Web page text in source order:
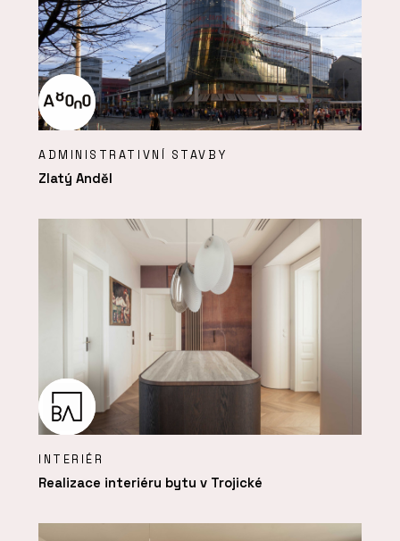
ADMINISTRATIVNÍ STAVBY
Zlatý Anděl
INTERIÉR
Realizace interiéru bytu v Trojické